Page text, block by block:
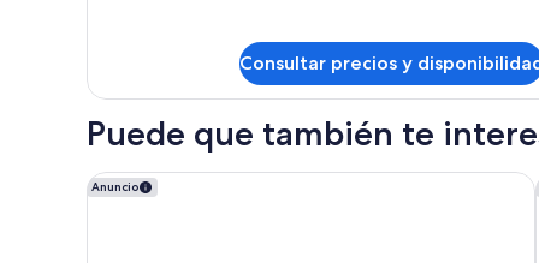
(Terrasse
vue
Eiffel)
Consultar precios y
Puede que también te
Anuncio
Nest Hotel Paris la Défense - MGallery Collection